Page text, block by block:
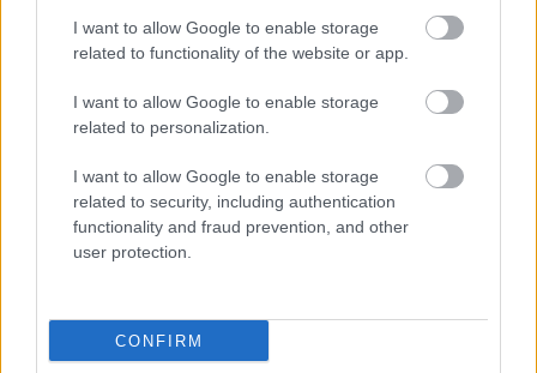
I want to allow Google to enable storage
related to functionality of the website or app.
I want to allow Google to enable storage
related to personalization.
I want to allow Google to enable storage
related to security, including authentication
functionality and fraud prevention, and other
user protection.
CONFIRM
Lökdösődő fotósok, kattogó vakuk és pörgő-forgó
modellek a Chanel bemutatóján. A világhírű francia
márka a szupermodellek aranykorát idézte meg a
Viszontláthattunk egy olyan korszakot, amikor
kirobbanó egyéniségek léptek a kifutóra, akik
mosolyogtak,…